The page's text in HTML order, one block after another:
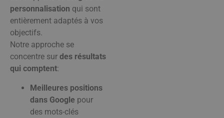
personnalisation qui sont
entièrement adaptés à vos
objectifs.
Notre approche se
concentre sur des résultats
qui comptent:
Meilleures positions
dans Google pour
des mots-clés